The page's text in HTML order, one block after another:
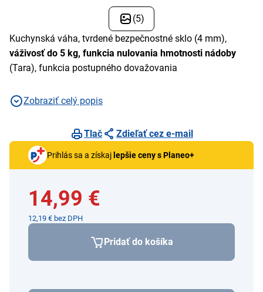
(5)
Kuchynská váha, tvrdené bezpečnostné sklo (4 mm),
váživosť do 5 kg, funkcia nulovania hmotnosti nádoby
(Tara), funkcia postupného dovažovania
Zobraziť celý popis
Tlač Zdieľať cez e-mail
Prihlás sa a získaj lepšie ceny s Planeo+
14,99 €
12,19 € bez DPH
Pridať do košíka